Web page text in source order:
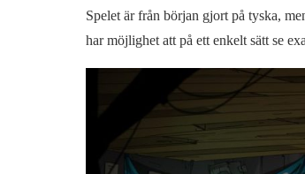
Spelet är från början gjort på tyska,
har möjlighet att på ett enkelt sätt se